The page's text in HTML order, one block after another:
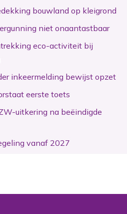
bouwland op kleigrond
niet onaantastbaar
eco-activiteit bij
inkeermelding bewijst opzet
eerste toets
uitkering na beëindigde
vanaf 2027